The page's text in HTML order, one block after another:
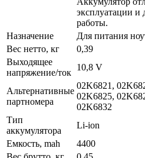
эксплуатации и
работы.
Назначение
Для питания
Вес нетто, кг
0,39
Выходящее
напряжение/ток
10,8 V
Альтернативные
партномера
02K6821,
02K6825,
02K6832
Тип
аккумулятора
Li-ion
Емкость, mah
4400